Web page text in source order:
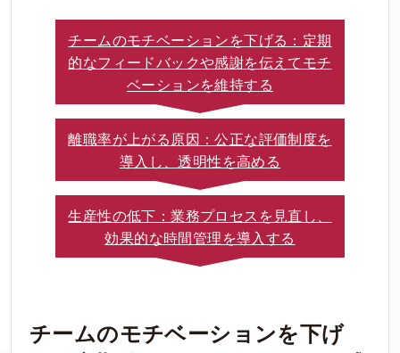
チームのモチベーションを下げる：定期
的なフィードバックや感謝を伝えてモチ
ベーションを維持する
離職率が上がる原因：公正な評価制度を
導入し、透明性を高める
生産性の低下：業務プロセスを見直し、
効果的な時間管理を導入する
チームのモチベーションを下げ